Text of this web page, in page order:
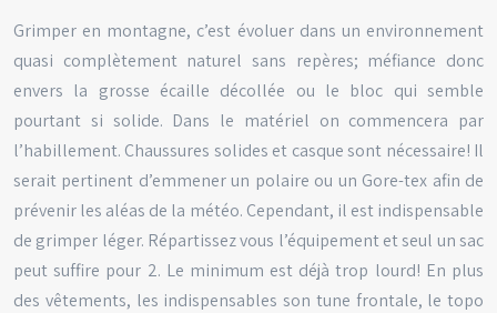
Grimper en montagne, c’est évoluer dans un environnement
quasi complètement naturel sans repères; méfiance donc
envers la grosse écaille décollée ou le bloc qui semble
pourtant si solide. Dans le matériel on commencera par
l’habillement. Chaussures solides et casque sont nécessaire! Il
serait pertinent d’emmener un polaire ou un Gore-tex afin de
prévenir les aléas de la météo. Cependant, il est indispensable
de grimper léger. Répartissez vous l’équipement et seul un sac
peut suffire pour 2. Le minimum est déjà trop lourd! En plus
des vêtements, les indispensables son tune frontale, le topo